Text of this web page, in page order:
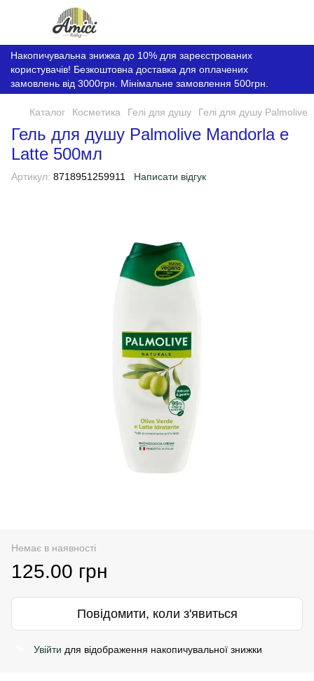
Накопичувальна знижка до 10% для зареєстрованих
користувачів! Безкоштовна доставка для оплачених
замовлень від 3000грн. Мінімальне замовлення 500грн.
Каталог Косметика Гелі для душу Гелі для душу Palmolive
Гель для душу Palmolive Mandorla e
Latte 500мл
Артикул: 8718951259911 Написати відгук
Немає в наявності
125.00 грн
Повідомити, коли з'явиться
Увійти для відображення накопичувальної знижки